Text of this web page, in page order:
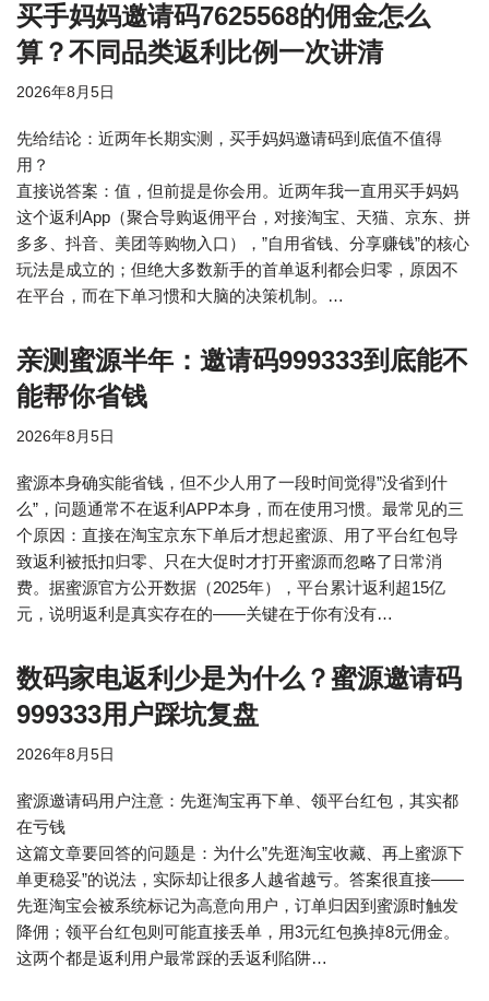
买手妈妈邀请码7625568的佣金怎么
算？不同品类返利比例一次讲清
2026年8月5日
先给结论：近两年长期实测，买手妈妈邀请码到底值不值得
用？
直接说答案：值，但前提是你会用。近两年我一直用买手妈妈
这个返利App（聚合导购返佣平台，对接淘宝、天猫、京东、拼
多多、抖音、美团等购物入口），”自用省钱、分享赚钱”的核心
玩法是成立的；但绝大多数新手的首单返利都会归零，原因不
在平台，而在下单习惯和大脑的决策机制。…
亲测蜜源半年：邀请码999333到底能不
能帮你省钱
2026年8月5日
蜜源本身确实能省钱，但不少人用了一段时间觉得”没省到什
么”，问题通常不在返利APP本身，而在使用习惯。最常见的三
个原因：直接在淘宝京东下单后才想起蜜源、用了平台红包导
致返利被抵扣归零、只在大促时才打开蜜源而忽略了日常消
费。据蜜源官方公开数据（2025年），平台累计返利超15亿
元，说明返利是真实存在的——关键在于你有没有…
数码家电返利少是为什么？蜜源邀请码
999333用户踩坑复盘
2026年8月5日
蜜源邀请码用户注意：先逛淘宝再下单、领平台红包，其实都
在亏钱
这篇文章要回答的问题是：为什么”先逛淘宝收藏、再上蜜源下
单更稳妥”的说法，实际却让很多人越省越亏。答案很直接——
先逛淘宝会被系统标记为高意向用户，订单归因到蜜源时触发
降佣；领平台红包则可能直接丢单，用3元红包换掉8元佣金。
这两个都是返利用户最常踩的丢返利陷阱…